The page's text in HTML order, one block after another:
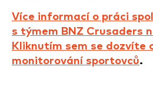
Více informací o práci
s týmem BNZ Crusaders
Kliknutím sem se dozvíte
monitorování sportovců.